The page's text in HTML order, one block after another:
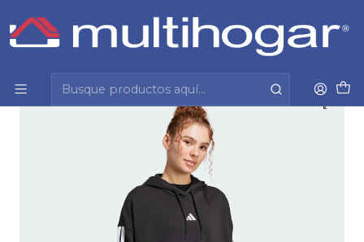
Inicio Vestuario
Indumentaria Deportiva
Poleron Mujer Crop Con Gorro W 3S Ft Cro Hd Adidas
Je0017 Negro